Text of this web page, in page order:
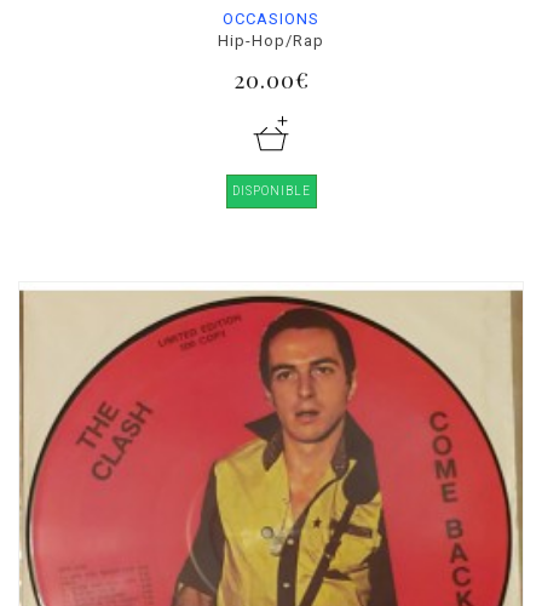
OCCASIONS
Hip-Hop/Rap
20.00€
DISPONIBLE